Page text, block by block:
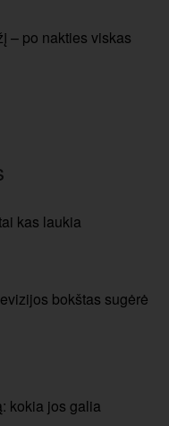
– po nakties viskas
kas laukia
bokštas sugėrė
kokia jos galia